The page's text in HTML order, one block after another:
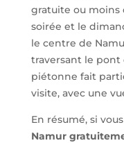
gratuite ou moins
soirée et le
le centre de
traversant le pont
piétonne fait
visite, avec une
En résumé, si
Namur